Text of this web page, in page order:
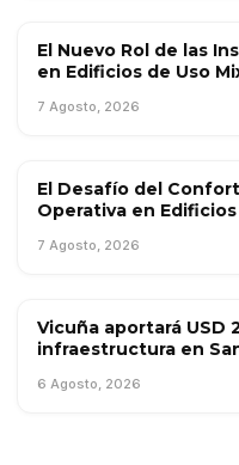
INFORMES ESPECIALES
El Nuevo Rol de las
en Edificios de Uso
7 Agosto, 2026
INTERÉS GENERAL
El Desafío del
Operativa en
7 Agosto, 2026
OBRA PÚBLICA
Vicuña aportará USD
infraestructura en
6 Agosto, 2026